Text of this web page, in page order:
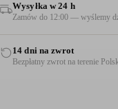
Wysyłka w 24 h
Zamów do 12:00 — wyślemy
14 dni na zwrot
Bezpłatny zwrot na terenie